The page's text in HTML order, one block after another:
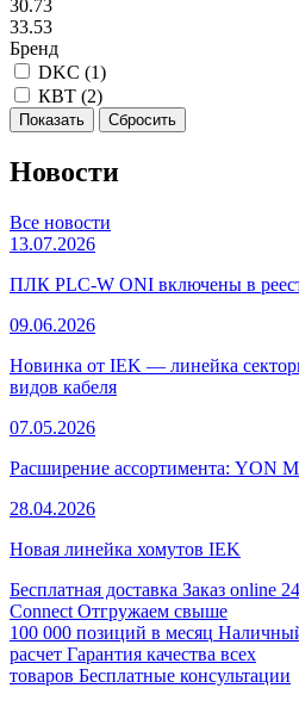
30.73
33.53
Бренд
DKC (1)
КВТ (2)
Новости
Все новости
13.07.2026
ПЛК PLC-W ONI включены в
09.06.2026
Новинка от IEK — линейка
видов кабеля
07.05.2026
Расширение ассортимента: YON
28.04.2026
Новая линейка хомутов IEK
Бесплатная доставка Заказ online
Connect Отгружаем свыше
100 000 позиций в месяц
расчет Гарантия качества всех
товаров Бесплатные консультации